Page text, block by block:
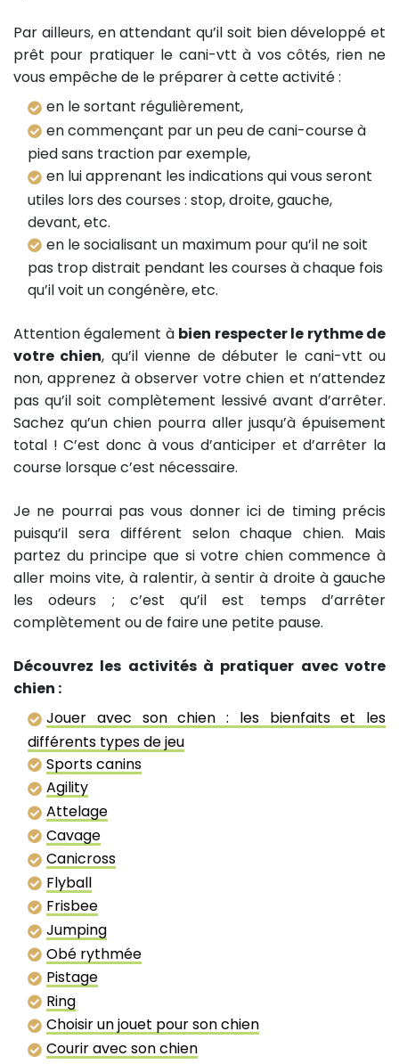
Par ailleurs, en attendant qu’il soit bien développé et
prêt pour pratiquer le cani-vtt à vos côtés, rien ne
vous empêche de le préparer à cette activité :
en le sortant régulièrement,
en commençant par un peu de cani-course à
pied sans traction par exemple,
en lui apprenant les indications qui vous seront
utiles lors des courses : stop, droite, gauche,
devant, etc.
en le socialisant un maximum pour qu’il ne soit
pas trop distrait pendant les courses à chaque fois
qu’il voit un congénère, etc.
Attention également à bien respecter le rythme de
votre chien, qu’il vienne de débuter le cani-vtt ou
non, apprenez à observer votre chien et n’attendez
pas qu’il soit complètement lessivé avant d’arrêter.
Sachez qu’un chien pourra aller jusqu’à épuisement
total ! C’est donc à vous d’anticiper et d’arrêter la
course lorsque c’est nécessaire.
Je ne pourrai pas vous donner ici de timing précis
puisqu’il sera différent selon chaque chien. Mais
partez du principe que si votre chien commence à
aller moins vite, à ralentir, à sentir à droite à gauche
les odeurs ; c’est qu’il est temps d’arrêter
complètement ou de faire une petite pause.
Découvrez les activités à pratiquer avec votre
chien :
Jouer avec son chien : les bienfaits et les
différents types de jeu
Sports canins
Agility
Attelage
Cavage
Canicross
Flyball
Frisbee
Jumping
Obé rythmée
Pistage
Ring
Choisir un jouet pour son chien
Courir avec son chien